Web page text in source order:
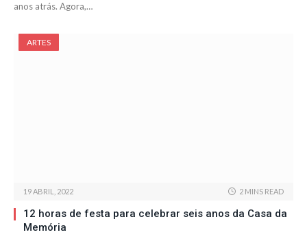
anos atrás. Agora,…
ARTES
19 ABRIL, 2022 2 MINS READ
12 horas de festa para celebrar seis anos da Casa da
Memória